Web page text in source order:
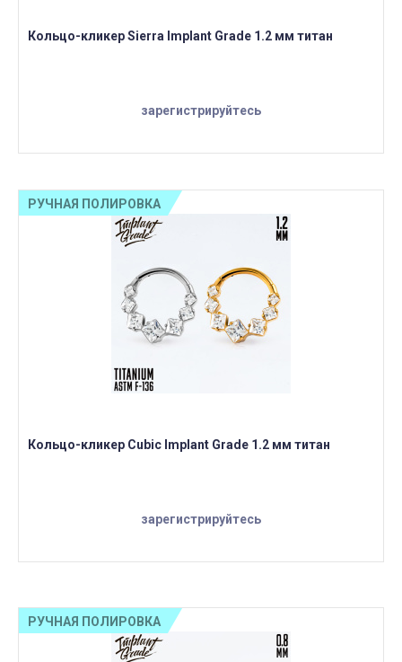
Кольцо-кликер Sierra Implant Grade 1.2 мм титан
зарегистрируйтесь
Кольцо-кликер Cubic Implant Grade 1.2 мм титан
зарегистрируйтесь
РУЧНАЯ ПОЛИРОВКА
РУЧНАЯ ПОЛИРОВКА